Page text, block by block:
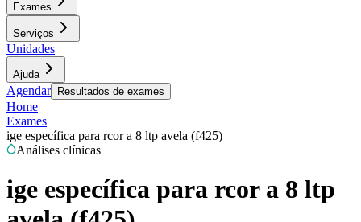
Exames
Serviços
Unidades
Ajuda
Agendar Resultados de exames
Home
Exames
ige específica para rcor a 8 ltp avela (f425)
Análises clínicas
ige específica para rcor a 8 ltp